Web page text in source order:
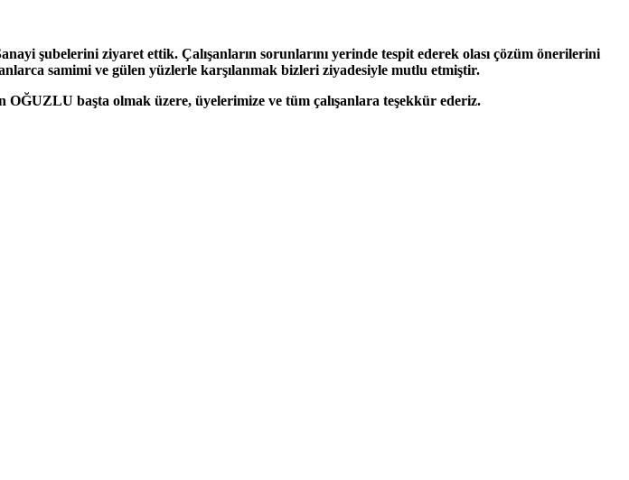
şubelerini ziyaret ettik. Çalışanların sorunlarını yerinde tespit ederek olası çözüm önerilerini
samimi ve gülen yüzlerle karşılanmak bizleri ziyadesiyle mutlu etmiştir.
başta olmak üzere, üyelerimize ve tüm çalışanlara teşekkür ederiz.